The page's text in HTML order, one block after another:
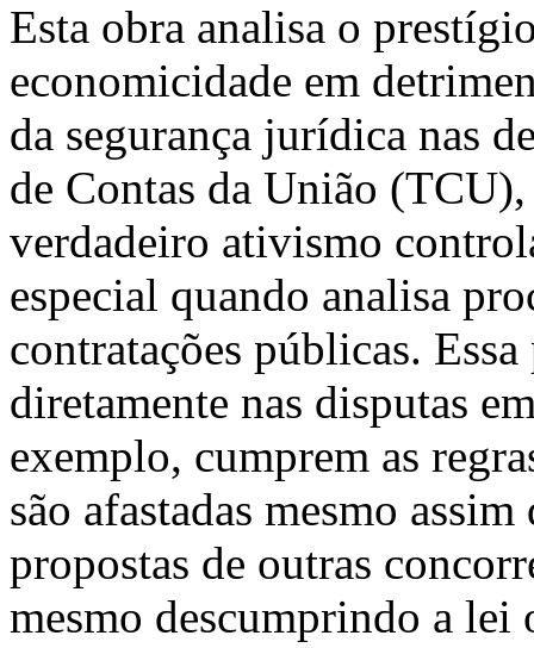
Esta obra analisa o
economicidade em
da segurança jurídica nas
de Contas da União
verdadeiro ativismo
especial quando analisa
contratações públicas.
diretamente nas disputas
exemplo, cumprem as
são afastadas mesmo
propostas de outras
mesmo descumprindo a lei